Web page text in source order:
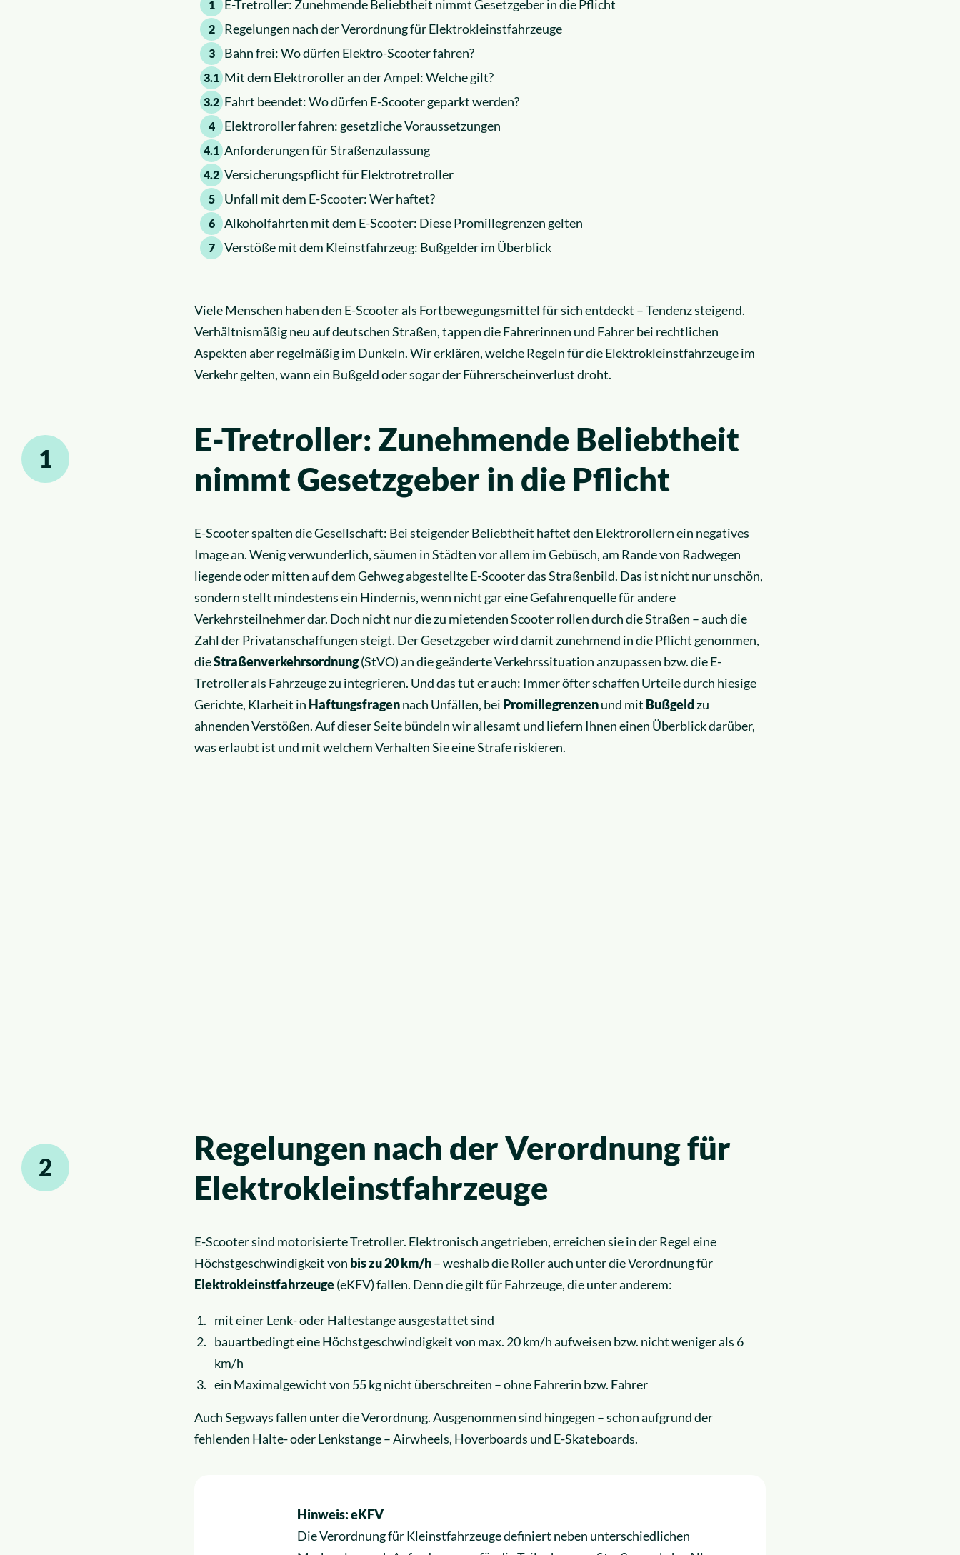
1 E-Tretroller: Zunehmende Beliebtheit nimmt Gesetzgeber in die Pflicht
2 Regelungen nach der Verordnung für Elektrokleinstfahrzeuge
3 Bahn frei: Wo dürfen Elektro-Scooter fahren?
3.1 Mit dem Elektroroller an der Ampel: Welche gilt?
3.2 Fahrt beendet: Wo dürfen E-Scooter geparkt werden?
4 Elektroroller fahren: gesetzliche Voraussetzungen
4.1 Anforderungen für Straßenzulassung
4.2 Versicherungspflicht für Elektrotretroller
5 Unfall mit dem E-Scooter: Wer haftet?
6 Alkoholfahrten mit dem E-Scooter: Diese Promillegrenzen gelten
7 Verstöße mit dem Kleinstfahrzeug: Bußgelder im Überblick
Viele Menschen haben den E-Scooter als Fortbewegungsmittel für sich entdeckt – Tendenz steigend.
Verhältnismäßig neu auf deutschen Straßen, tappen die Fahrerinnen und Fahrer bei rechtlichen
Aspekten aber regelmäßig im Dunkeln. Wir erklären, welche Regeln für die Elektrokleinstfahrzeuge im
Verkehr gelten, wann ein Bußgeld oder sogar der Führerscheinverlust droht.
1
E-Tretroller: Zunehmende Beliebtheit
nimmt Gesetzgeber in die Pflicht
E-Scooter spalten die Gesellschaft: Bei steigender Beliebtheit haftet den Elektrorollern ein negatives
Image an. Wenig verwunderlich, säumen in Städten vor allem im Gebüsch, am Rande von Radwegen
liegende oder mitten auf dem Gehweg abgestellte E-Scooter das Straßenbild. Das ist nicht nur unschön,
sondern stellt mindestens ein Hindernis, wenn nicht gar eine Gefahrenquelle für andere
Verkehrsteilnehmer dar. Doch nicht nur die zu mietenden Scooter rollen durch die Straßen – auch die
Zahl der Privatanschaffungen steigt. Der Gesetzgeber wird damit zunehmend in die Pflicht genommen,
dieStraßenverkehrsordnung(StVO) an die geänderte Verkehrssituation anzupassen bzw. die E-
Tretroller als Fahrzeuge zu integrieren. Und das tut er auch: Immer öfter schaffen Urteile durch hiesige
Gerichte, Klarheit in Haftungsfragennach Unfällen, bei Promillegrenzenund mit Bußgeldzu
ahnenden Verstößen. Auf dieser Seite bündeln wir allesamt und liefern Ihnen einen Überblick darüber,
was erlaubt ist und mit welchem Verhalten Sie eine Strafe riskieren.
2
Regelungen nach der Verordnung für
Elektrokleinstfahrzeuge
E-Scooter sind motorisierte Tretroller. Elektronisch angetrieben, erreichen sie in der Regel eine
Höchstgeschwindigkeit von bis zu 20 km/h– weshalb die Roller auch unter die Verordnung für
Elektrokleinstfahrzeuge(eKFV) fallen. Denn die gilt für Fahrzeuge, die unter anderem:
mit einer Lenk- oder Haltestange ausgestattet sind
bauartbedingt eine Höchstgeschwindigkeit von max. 20 km/h aufweisen bzw. nicht weniger als 6
km/h
ein Maximalgewicht von 55 kg nicht überschreiten – ohne Fahrerin bzw. Fahrer
Auch Segways fallen unter die Verordnung. Ausgenommen sind hingegen – schon aufgrund der
fehlenden Halte- oder Lenkstange – Airwheels, Hoverboards und E-Skateboards.
Hinweis: eKFV
Die Verordnung für Kleinstfahrzeuge definiert neben unterschiedlichen